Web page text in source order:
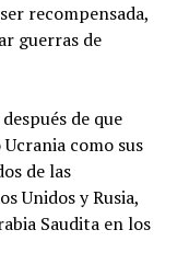
recompensada,
guerras de
de que
como sus
de las
Unidos y Rusia,
Saudita en los